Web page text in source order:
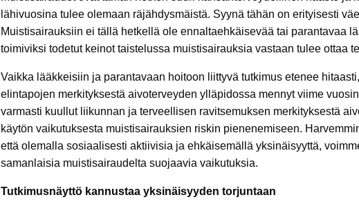
lähivuosina tulee olemaan räjähdysmäistä. Syynä tähän on erityisesti
Muistisairauksiin ei tällä hetkellä ole ennaltaehkäisevää tai parantavaa
toimiviksi todetut keinot taistelussa muistisairauksia vastaan tulee ottaa
Vaikka lääkkeisiin ja parantavaan hoitoon liittyvä tutkimus etenee
elintapojen merkityksestä aivoterveyden ylläpidossa mennyt viime
varmasti kuullut liikunnan ja terveellisen ravitsemuksen merkityksestä
käytön vaikutuksesta muistisairauksien riskin pienenemiseen.
että olemalla sosiaalisesti aktiivisia ja ehkäisemällä yksinäisyyttä,
samanlaisia muistisairaudelta suojaavia vaikutuksia.
Tutkimusnäyttö kannustaa yksinäisyyden torjuntaan